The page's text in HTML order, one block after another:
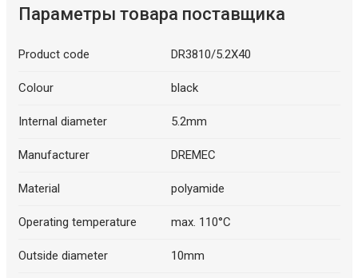
Параметры товара поставщика
Product code DR3810/5.2X40
Colour black
Internal diameter 5.2mm
Manufacturer DREMEC
Material polyamide
Operating temperature max. 110°C
Outside diameter 10mm